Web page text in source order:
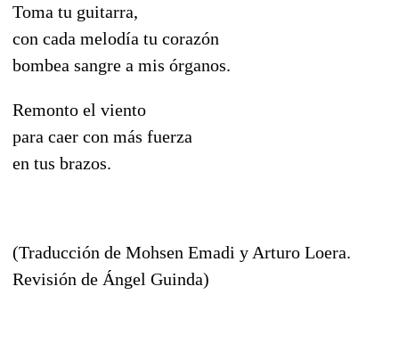
Toma tu guitarra,
con cada melodía tu corazón
bombea sangre a mis órganos.
Remonto el viento
para caer con más fuerza
en tus brazos.
(Traducción de Mohsen Emadi y Arturo Loera.
Revisión de Ángel Guinda)